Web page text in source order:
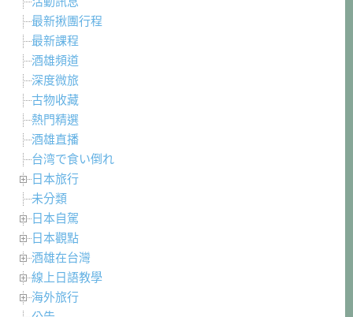
最新揪團行程
最新課程
酒雄頻道
深度微旅
古物收藏
熱門精選
酒雄直播
台湾で食い倒れ
日本旅行
未分類
日本自駕
日本觀點
酒雄在台灣
線上日語教學
海外旅行